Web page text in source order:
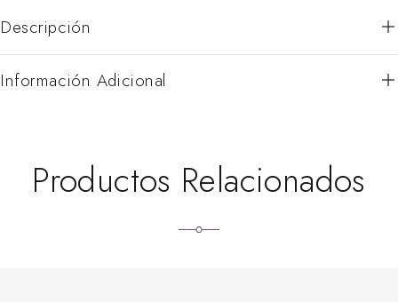
Descripción
Información Adicional
Productos Relacionados